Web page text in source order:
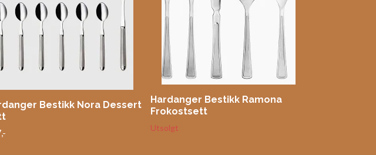
Bestikk Nora Dessert
Hardanger Bestikk Ramona
Frokostsett
Utsolgt